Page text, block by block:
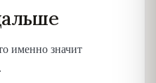
именно значит